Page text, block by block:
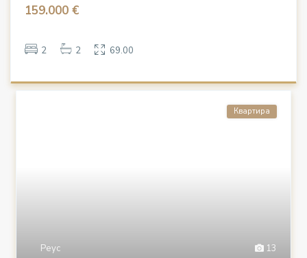
159.000 €
2 2 69.00
13
Реус
Квартира